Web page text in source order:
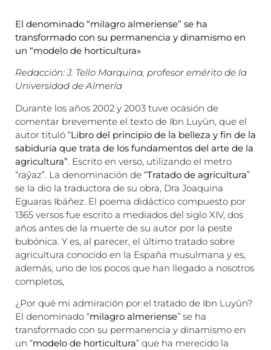
El denominado “milagro almeriense” se ha
transformado con su permanencia y dinamismo en
un “modelo de horticultura»
Redacción: J. Tello Marquina, profesor emérito de la
Universidad de Almería
Durante los años 2002 y 2003 tuve ocasión de
comentar brevemente el texto de Ibn Luyūn, que el
autor tituló “Libro del principio de la belleza y fin de la
sabiduría que trata de los fundamentos del arte de la
agricultura”. Escrito en verso, utilizando el metro
“raŷaz”. La denominación de “Tratado de agricultura”
se la dio la traductora de su obra, Dra Joaquina
Eguaras Ibáñez. El poema didáctico compuesto por
1365 versos fue escrito a mediados del siglo XIV, dos
años antes de la muerte de su autor por la peste
bubónica. Y es, al parecer, el último tratado sobre
agricultura conocido en la España musulmana y es,
además, uno de los pocos que han llegado a nosotros
completos,
¿Por qué mi admiración por el tratado de Ibn Luyūn?
El denominado “milagro almeriense” se ha
transformado con su permanencia y dinamismo en
un “modelo de horticultura” que ha merecido la